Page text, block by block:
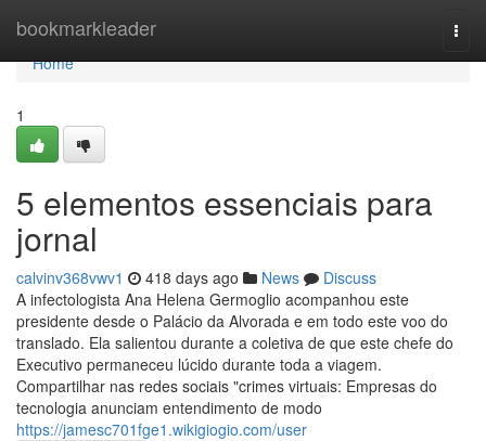
bookmarkleader
Home
Home
1
5 elementos essenciais para
jornal
calvinv368vwv1 418 days ago News
Discuss
A infectologista Ana Helena Germoglio acompanhou este
presidente desde o Palácio da Alvorada e em todo este voo do
translado. Ela salientou durante a coletiva de que este chefe do
Executivo permaneceu lúcido durante toda a viagem.
Compartilhar nas redes sociais "crimes virtuais: Empresas do
tecnologia anunciam entendimento de modo
https://jamesc701fge1.wikigiogio.com/user